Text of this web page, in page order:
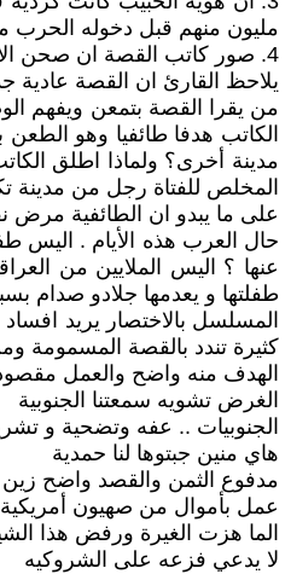
مليون منهم قبل دخوله الحرب
4. صور كاتب القصة ان صحن الامام الكاظم مكان للعلاقات غير الأخلاقية .
يلاحظ القارئ ان القصة
من يقرا القصة بتمعن ويفهم
الكاتب هدفا طائفيا وهو
مدينة أخرى؟ ولماذا اطلق
المخلص للفتاة رجل من مدينة
على ما يبدو ان الطائفية مرض
حال العرب هذه الأيام . اليس
عنها ؟ اليس الملايين من
طفلتها و يعدمها جلادو صدام
المسلسل بالاختصار يريد
كثيرة تندد بالقصة المسمومة
الهدف منه واضح والعمل
الغرض تشويه سمعتنا الجنوبية
الجنوبيات .. عفه وتضحية و
هاي منين جبتوها لنا حمدية
مدفوع الثمن والقصد واضح زين
عمل بأموال من صهيون أمريكية
الما هزت الغيرة ورفض هذا
لا يدعي فزعه على الشروكيه